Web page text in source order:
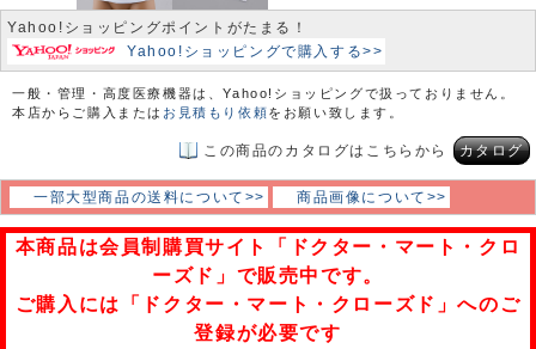
Yahoo!ショッピングポイントがたまる！
Yahoo!ショッピングで購入する>>
一般・管理・高度医療機器は、Yahoo!ショッピングで扱っておりません。
本店からご購入または お見積もり依頼をお願い致します。
この商品のカタログはこちらから カタログ
一部大型商品の送料について>> 商品画像について>>
本商品は会員制購買サイト「ドクター・マート・クロ
ーズド」で販売中です。
ご購入には「ドクター・マート・クローズド」へのご
登録が必要です